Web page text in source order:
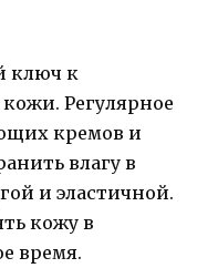
ключ к
Регулярное
кремов и
влагу в
и эластичной.
кожу в
время.